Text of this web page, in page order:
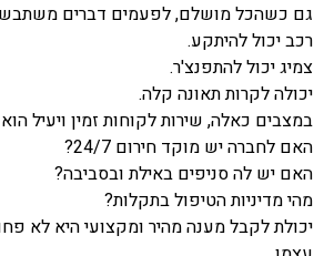
גם כשהכל מושלם, לפעמים דברים
רכב יכול להיתקע.
צמיג יכול להתפנצ'ר.
יכולה לקרות תאונה קלה.
במצבים כאלה, שירות לקוחות זמין ויעיל הוא
האם לחברה יש מוקד חירום 24/7?
האם יש לה סניפים באילת ובסביבה?
מהי מדיניות הטיפול בתקלות?
יכולת לקבל מענה מהיר ומקצועי היא לא